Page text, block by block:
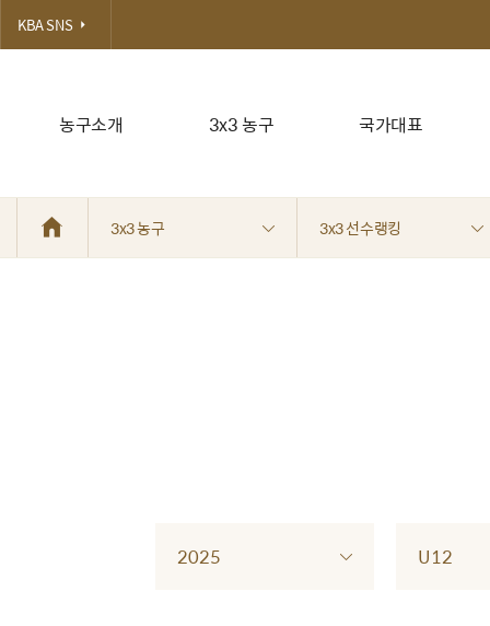
농구소개 3x3 농구 국가대표
KBA SNS
3x3 농구 3x3 선수랭킹
2025 U12